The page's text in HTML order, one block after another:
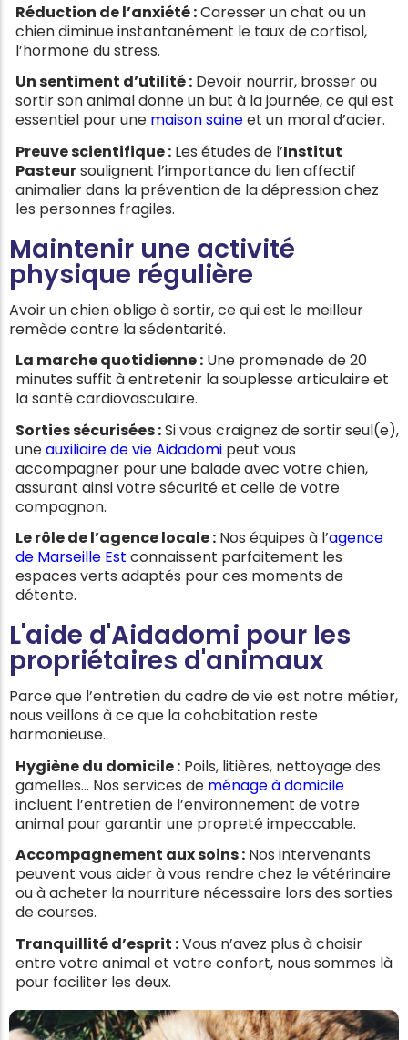
Réduction de l’anxiété :Caresser un chat ou un
chien diminue instantanément le taux de cortisol,
l’hormone du stress.
Un sentiment d’utilité : Devoir nourrir, brosser ou
sortir son animal donne un but à la journée, ce qui est
essentiel pour une maison saineet un moral d’acier.
Preuve scientifique : Les études de l’Institut
Pasteursoulignent l’importance du lien affectif
animalier dans la prévention de la dépression chez
les personnes fragiles.
Maintenir une activité
physique régulière
Avoir un chien oblige à sortir, ce qui est le meilleur
remède contre la sédentarité.
La marche quotidienne : Une promenade de 20
minutes suffit à entretenir la souplesse articulaire et
la santé cardiovasculaire.
Sorties sécurisées :Si vous craignez de sortir seul(e),
uneauxiliaire de vie Aidadomi peut vous
accompagner pour une balade avec votre chien,
assurant ainsi votre sécurité et celle de votre
compagnon.
Le rôle de l’agence locale : Nos équipes à l’agence
de Marseille Est connaissent parfaitement les
espaces verts adaptés pour ces moments de
détente.
L'aide d'Aidadomi pour les
propriétaires d'animaux
Parce que l’entretien du cadre de vie est notre métier,
nous veillons à ce que la cohabitation reste
harmonieuse.
Hygiène du domicile : Poils, litières, nettoyage des
gamelles… Nos services de ménage à domicile
incluent l’entretien de l’environnement de votre
animal pour garantir une propreté impeccable.
Accompagnement aux soins : Nos intervenants
peuvent vous aider à vous rendre chez le vétérinaire
ou à acheter la nourriture nécessaire lors des sorties
de courses.
Tranquillité d’esprit :Vous n’avez plus à choisir
entre votre animal et votre confort, nous sommes là
pour faciliter les deux.